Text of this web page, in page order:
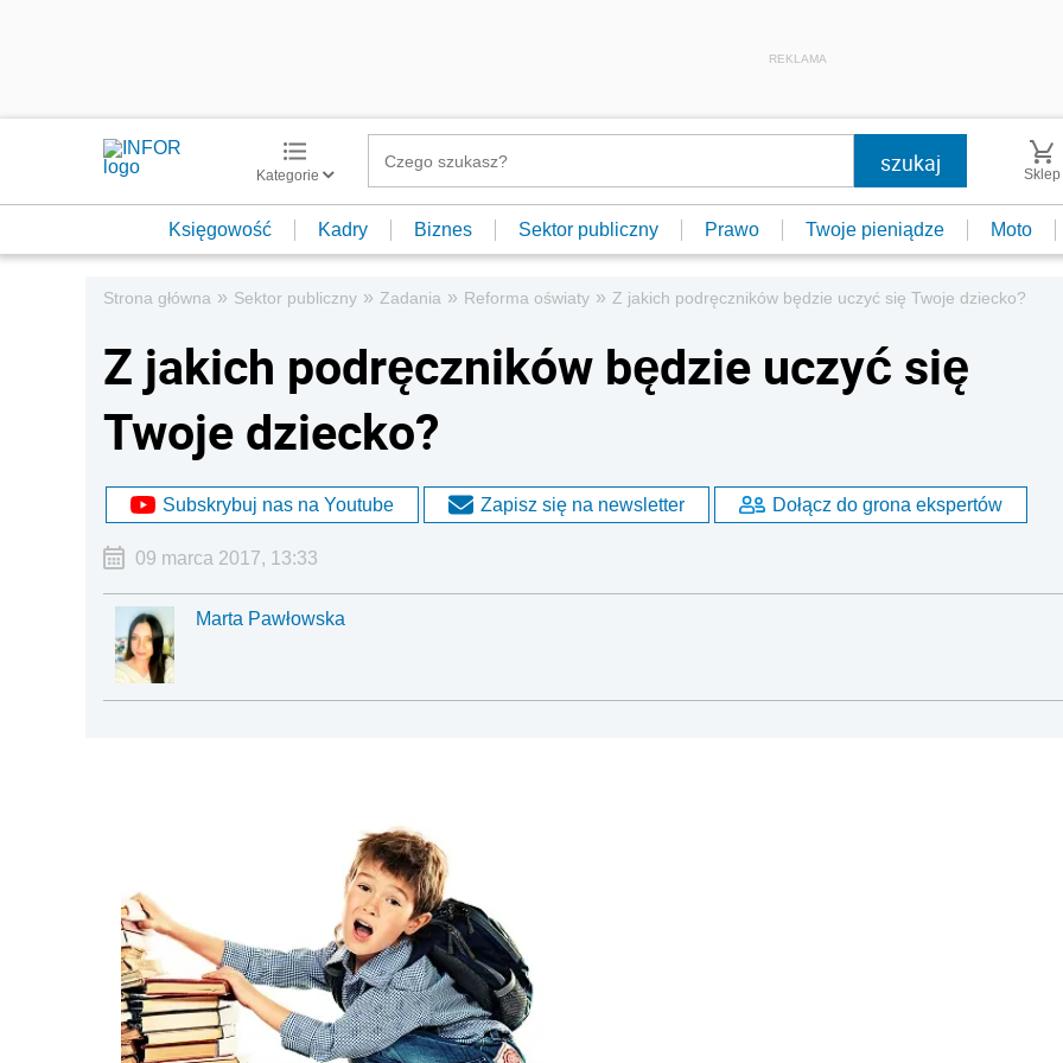
REKLAMA
Kategorie Sklep
Księgowość Kadry Biznes Sektor publiczny Prawo Twoje pieniądze Moto
Strona główna » Sektor publiczny » Zadania » Reforma oświaty » Z jakich podręczników będzie uczyć się Twoje dziecko?
Z jakich podręczników będzie uczyć się
Twoje dziecko?
Subskrybuj nas na Youtube Zapisz się na newsletter Dołącz do grona ekspertów
09 marca 2017, 13:33
Marta Pawłowska